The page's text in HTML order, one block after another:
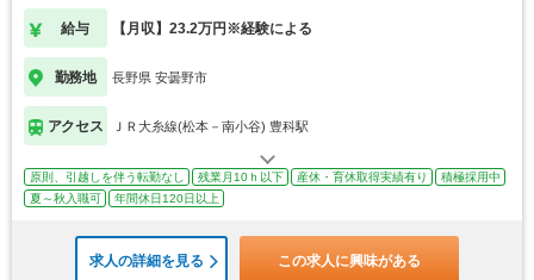
給与 【月収】23.2万円※経験による
勤務地 長野県 安曇野市
アクセス ＪＲ大糸線(松本－南小谷) 豊科駅
原則、引越しを伴う転勤なし 残業月10ｈ以下 産休・育休取得実績有り
積極採用中
夏～秋入職可
年間休日120日以上
求人の詳細を見る この求人に興味がある